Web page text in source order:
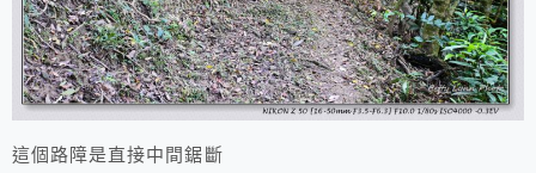
這個路障是直接中間鋸斷